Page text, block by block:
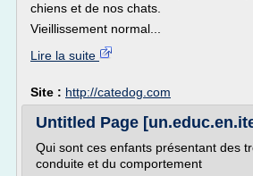
chiens et de nos chats.
Vieillissement normal...
Lire la suite
Site : http://catedog.com
Untitled Page
Qui sont ces enfants présentant des
conduite et du comportement